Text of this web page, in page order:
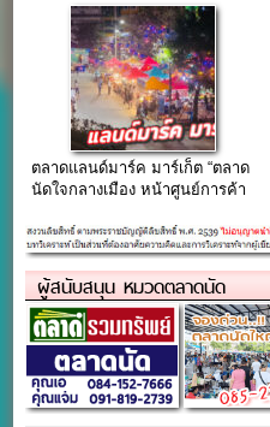
ตลาดแลนด์มาร์ค มาร์เก็ต “ตลาด
นัดใจกลางเมือง หน้าศูนย์การค้า
ผู้สนับสนุน หมวดตลาดนัด